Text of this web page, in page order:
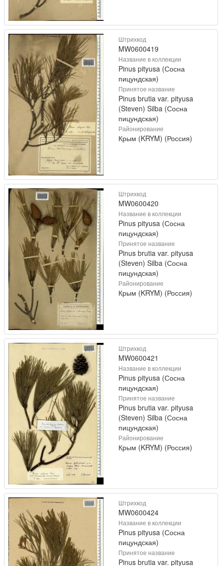
Штрихкод
MW0600419
Название в коллекции
Pinus pityusa (Сосна
пицундская)
Принятое название
Pinus brutia var. pityusa
(Steven) Silba (Сосна
пицундская)
Районирование
Крым (KRYM) (Россия)
Штрихкод
MW0600420
Название в коллекции
Pinus pityusa (Сосна
пицундская)
Принятое название
Pinus brutia var. pityusa
(Steven) Silba (Сосна
пицундская)
Районирование
Крым (KRYM) (Россия)
Штрихкод
MW0600421
Название в коллекции
Pinus pityusa (Сосна
пицундская)
Принятое название
Pinus brutia var. pityusa
(Steven) Silba (Сосна
пицундская)
Районирование
Крым (KRYM) (Россия)
Штрихкод
MW0600424
Название в коллекции
Pinus pityusa (Сосна
пицундская)
Принятое название
Pinus brutia var. pityusa